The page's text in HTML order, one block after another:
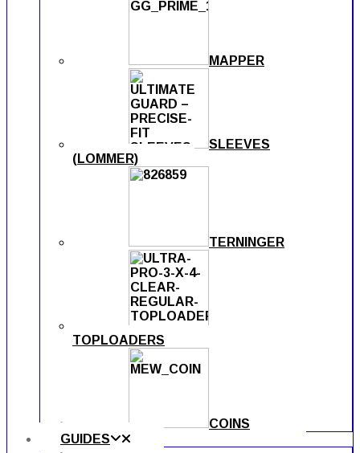
MAPPER
SLEEVES
(LOMMER)
TERNINGER
TOPLOADERS
COINS
GUIDES